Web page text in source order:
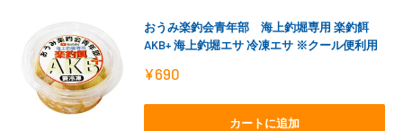
おうみ楽釣会青年部 海上釣堀専用 楽釣餌
AKB+ 海上釣堀エサ 冷凍エサ ※クール便利用
販
価
¥690
カートに追加